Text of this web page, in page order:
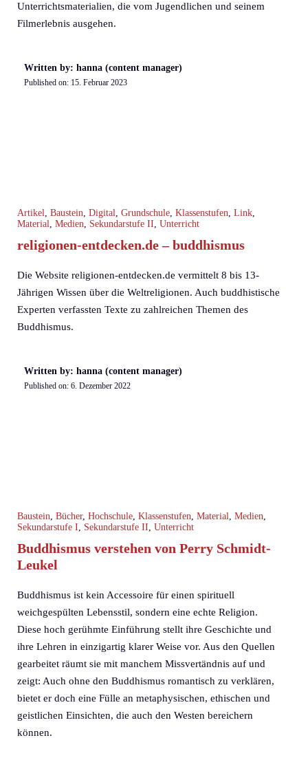
Unterrichtsmaterialien, die vom Jugendlichen und seinem
Filmerlebnis ausgehen.
Written by: hanna (content manager)
Published on: 15. Februar 2023
Artikel, Baustein, Digital, Grundschule, Klassenstufen, Link,
Material, Medien, Sekundarstufe II, Unterricht
religionen-entdecken.de – buddhismus
Die Website religionen-entdecken.de vermittelt 8 bis 13-
Jährigen Wissen über die Weltreligionen. Auch buddhistische
Experten verfassten Texte zu zahlreichen Themen des
Buddhismus.
Written by: hanna (content manager)
Published on: 6. Dezember 2022
Baustein, Bücher, Hochschule, Klassenstufen, Material, Medien,
Sekundarstufe I, Sekundarstufe II, Unterricht
Buddhismus verstehen von Perry Schmidt-
Leukel
Buddhismus ist kein Accessoire für einen spirituell
weichgespülten Lebensstil, sondern eine echte Religion.
Diese hoch gerühmte Einführung stellt ihre Geschichte und
ihre Lehren in einzigartig klarer Weise vor. Aus den Quellen
gearbeitet räumt sie mit manchem Missvertändnis auf und
zeigt: Auch ohne den Buddhismus romantisch zu verklären,
bietet er doch eine Fülle an metaphysischen, ethischen und
geistlichen Einsichten, die auch den Westen bereichern
können.